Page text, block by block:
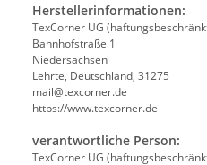
Herstellerinformationen:
TexCorner UG
Bahnhofstraße 1
Niedersachsen
Lehrte, Deutschland, 31275
mail@texcorner.de
https://www.texcorner.de
verantwortliche Person:
TexCorner UG